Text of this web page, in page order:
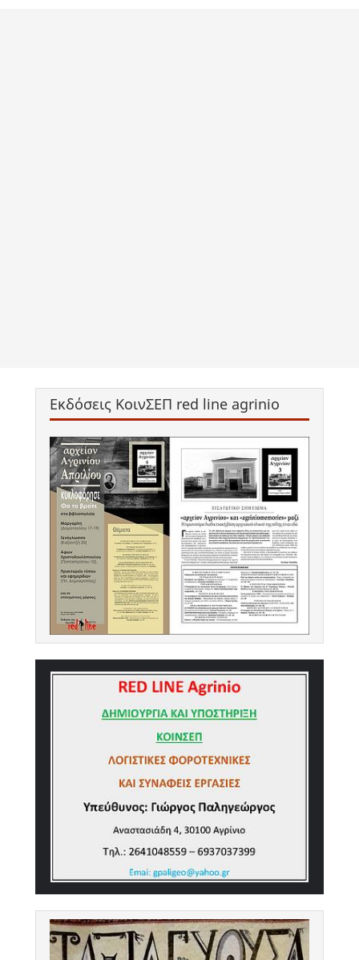
Εκδόσεις ΚοινΣΕΠ red line agrinio